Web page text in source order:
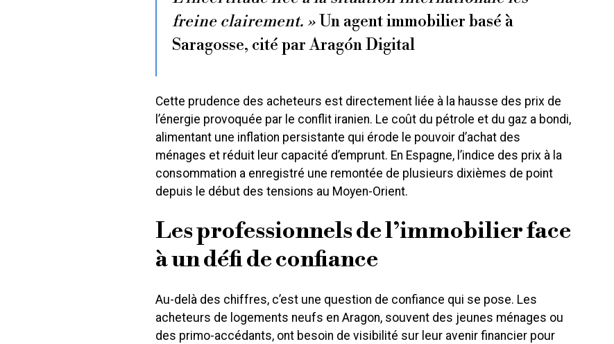
freine clairement. »Un agent immobilier basé à
Saragosse, cité par Aragón Digital
Cette prudence des acheteurs est directement liée à la hausse des prix de
l’énergie provoquée par le conflit iranien. Le coût du pétrole et du gaz a bondi,
alimentant une inflation persistante qui érode le pouvoir d’achat des
ménages et réduit leur capacité d’emprunt. En Espagne, l’indice des prix à la
consommation a enregistré une remontée de plusieurs dixièmes de point
depuis le début des tensions au Moyen-Orient.
Les professionnels de l’immobilier face
à un défi de confiance
Au-delà des chiffres, c’est une question de confiance qui se pose. Les
acheteurs de logements neufs en Aragon, souvent des jeunes ménages ou
des primo-accédants, ont besoin de visibilité sur leur avenir financier pour